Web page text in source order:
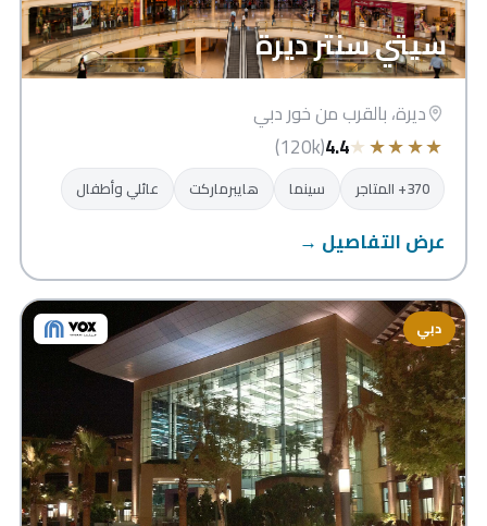
سيتي سنتر ديرة
ديرة، بالقرب من خور دبي
★
★
★
★
★
4.4
(120k)
370+ المتاجر سينما هايبرماركت عائلي وأطفال
عرض التفاصيل →
دبي